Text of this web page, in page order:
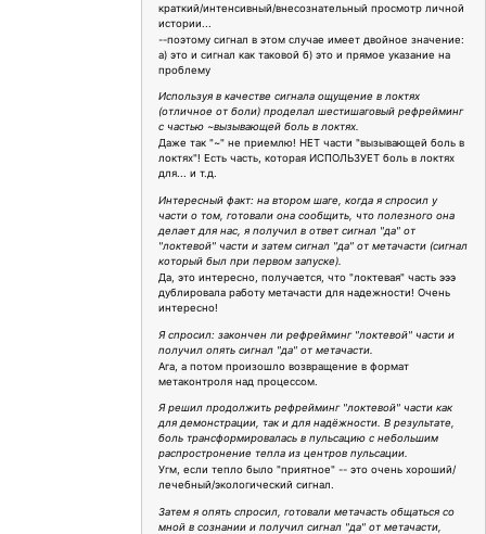
краткий/интенсивный/внесознательный просмотр личной
истории...
--поэтому сигнал в этом случае имеет двойное значение:
а) это и сигнал как таковой б) это и прямое указание на
проблему
Используя в качестве сигнала ощущение в локтях
(отличное от боли) проделал шестишаговый рефрейминг
с частью ~вызывающей боль в локтях.
Даже так "~" не приемлю! НЕТ части "вызывающей боль в
локтях"! Есть часть, которая ИСПОЛЬЗУЕТ боль в локтях
для... и т.д.
Интересный факт: на втором шаге, когда я спросил у
части о том, готовали она сообщить, что полезного она
делает для нас, я получил в ответ сигнал "да" от
"локтевой" части и затем сигнал "да" от метачасти (сигнал
который был при первом запуске).
Да, это интересно, получается, что "локтевая" часть эээ
дублировала работу метачасти для надежности! Очень
интересно!
Я спросил: закончен ли рефрейминг "локтевой" части и
получил опять сигнал "да" от метачасти.
Ага, а потом произошло возвращение в формат
метаконтроля над процессом.
Я решил продолжить рефрейминг "локтевой" части как
для демонстрации, так и для надёжности. В результате,
боль трансформировалась в пульсацию с небольшим
распростронение тепла из центров пульсации.
Угм, если тепло было "приятное" -- это очень хороший/
лечебный/экологический сигнал.
Затем я опять спросил, готовали метачасть общаться со
мной в сознании и получил сигнал "да" от метачасти,